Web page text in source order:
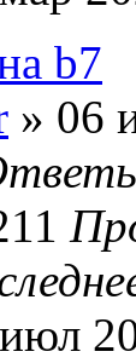
b7
» 06